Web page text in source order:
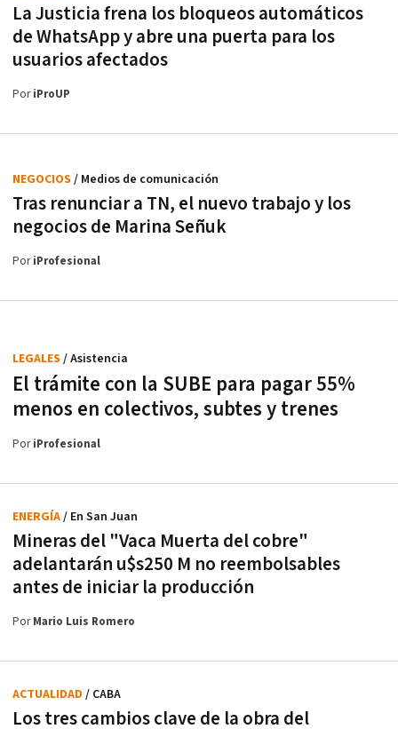
La Justicia frena los bloqueos automáticos
de WhatsApp y abre una puerta para los
usuarios afectados
PoriProUP
Tras renunciar a TN, el nuevo trabajo y los
negocios de Marina Señuk
NEGOCIOS / Medios de comunicación
PoriProfesional
El trámite con la SUBE para pagar 55%
menos en colectivos, subtes y trenes
LEGALES / Asistencia
PoriProfesional
Mineras del "Vaca Muerta del cobre"
adelantarán u$s250 M no reembolsables
antes de iniciar la producción
ENERGÍA/ En San Juan
PorMario Luis Romero
Los tres cambios clave de la obra del
ACTUALIDAD / CABA